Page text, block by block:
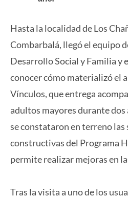
Hasta la localidad de Los
Combarbalá, llegó el equipo
Desarrollo Social y Familia y
conocer cómo materializó el
Vínculos, que entrega
adultos mayores durante dos
se constataron en terreno las
constructivas del Programa
permite realizar mejoras en
Tras la visita a uno de los